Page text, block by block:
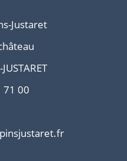
Justaret
71 00